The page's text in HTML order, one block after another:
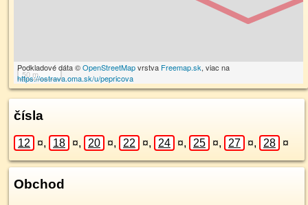
50 m
Podkladové dáta ©OpenStreetMapvrstva Freemap.sk, viac na
https://ostrava.oma.sk/u/pepricova
čísla
12 ¤, 18 ¤, 20 ¤, 22 ¤, 24 ¤, 25 ¤, 27 ¤, 28 ¤
Obchod